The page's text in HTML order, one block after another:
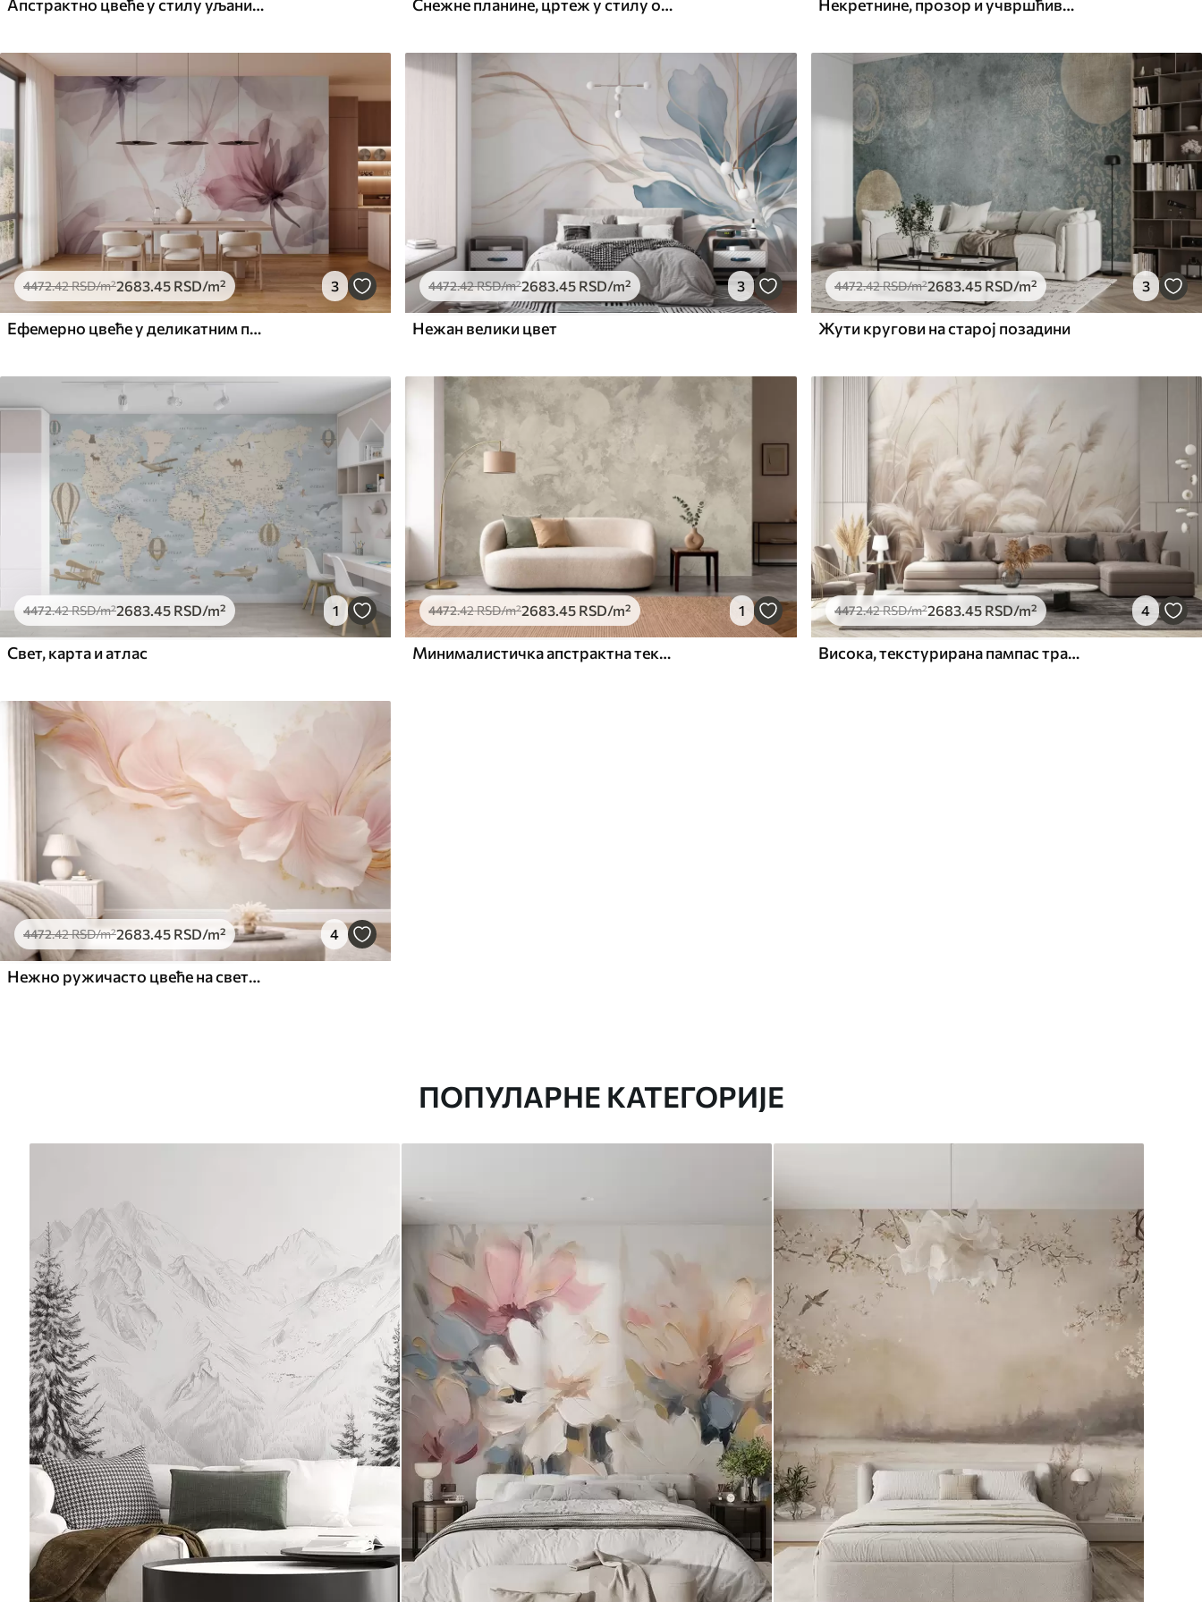
Апстрактно цвеће у стилу уљаних слика у меким тоновима Снежне планине, цртеж у стилу оловке, минимализам, шума, природа Некретнине, прозор и учвршћивање
4472.42RSD/m²2683.45 RSD/m² 3
Ефемерно цвеће у деликатним пастелним бојама
4472.42RSD/m²2683.45 RSD/m² 3
Нежан велики цвет
4472.42RSD/m²2683.45 RSD/m² 3
Жути кругови на старој позадини
4472.42RSD/m²2683 .45 RSD/m² 1
Свет, карта и атлас
4472.42RSD/m²2683 .45 RSD/m² 1
Минималистичка апстрактна текстура четкице у беж тоновима
4472.42RSD/m²2683.45 RSD/m² 4
Висока, текстурирана пампас трава у меким, топлим, неутралним тоновима, са замућеном, светлом позадином
4472.42RSD/m²2683.45 RSD/m² 4
Нежно ружичасто цвеће на светлој позадини
ПОПУЛАРНЕ КАТЕГОРИЈЕ